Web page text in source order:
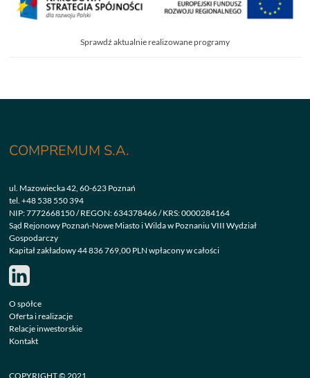
Sprawdź aktualnie realizowane programy
COMPREMUM S.A.
ul. Mazowiecka 42, 60-623 Poznań
tel.+48 538 550 394
NIP: 7772668150 / REGON: 634378466 / KRS: 0000284164
Sąd Rejonowy Poznań-Nowe Miasto i Wilda w Poznaniu VIII Wydział
Gospodarczy
Kapitał zakładowy 44 836 769,00 PLN wpłacony w całości
O spółce
Oferta i realizacje
Relacje inwestorskie
Kontakt
COPYRIGHT © 2021